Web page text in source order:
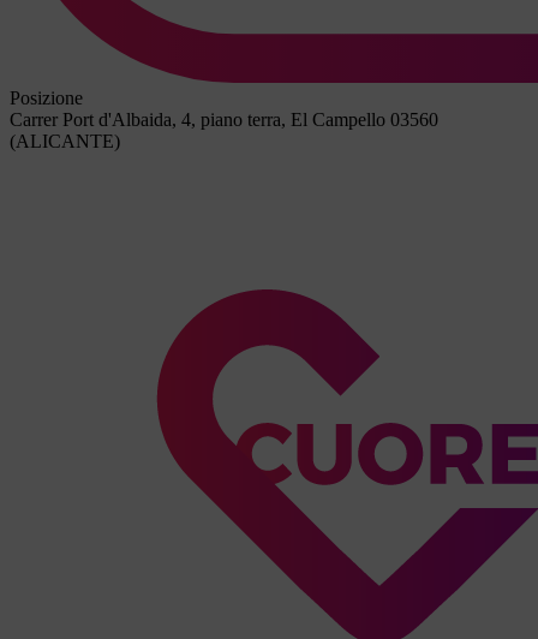
Posizione
Carrer Port d'Albaida, 4, piano terra, El Campello 03560
(ALICANTE)